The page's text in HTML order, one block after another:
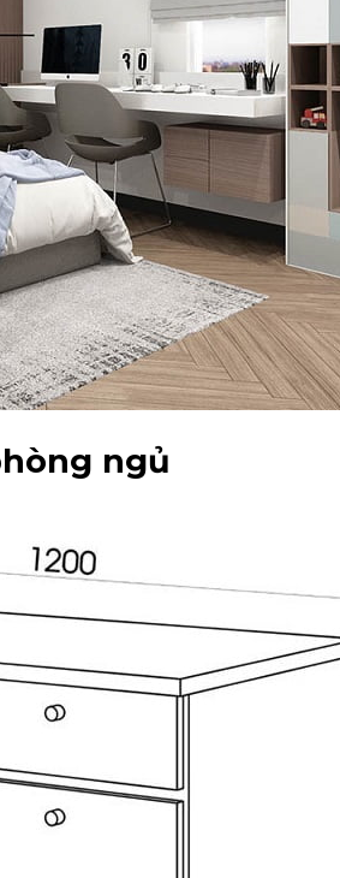
ngủ